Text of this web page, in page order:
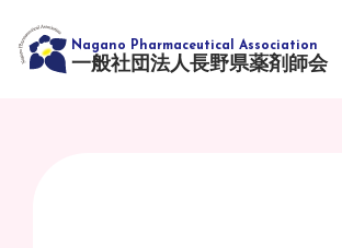
一般社団法人長野県薬剤師会